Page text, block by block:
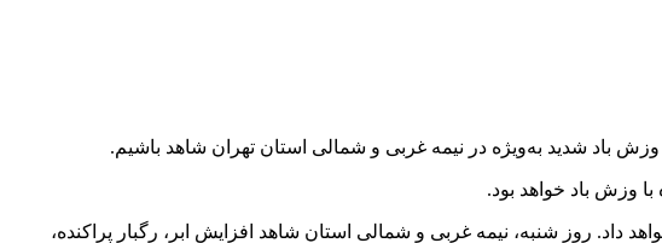
باد شدید به‌ویژه در نیمه غربی و شمالی استان تهران شاهد باشیم.
وزش باد خواهد بود.
جوی در برخی ساعات رخ خواهد داد. روز شنبه، نیمه غربی و شمالی استان شاهد افزایش ابر، رگبار پراکنده،